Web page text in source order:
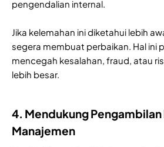
pengendalian internal.
Jika kelemahan ini diketahui lebih
segera membuat perbaikan. Hal ini
mencegah kesalahan, fraud, atau
lebih besar.
4. Mendukung
Manajemen